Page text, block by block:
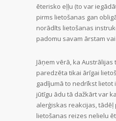
ēterisko eļļu (to var
pirms lietošanas gan
norādīts lietošanas
padomu savam ārstam
Jāņem vērā, ka
paredzēta tikai ārīgai
gadījumā to nedrīkst lietot
jūtīgu ādu tā dažkārt var
alerģiskas reakcijas, tādēļ
lietošanas reizes nelielu